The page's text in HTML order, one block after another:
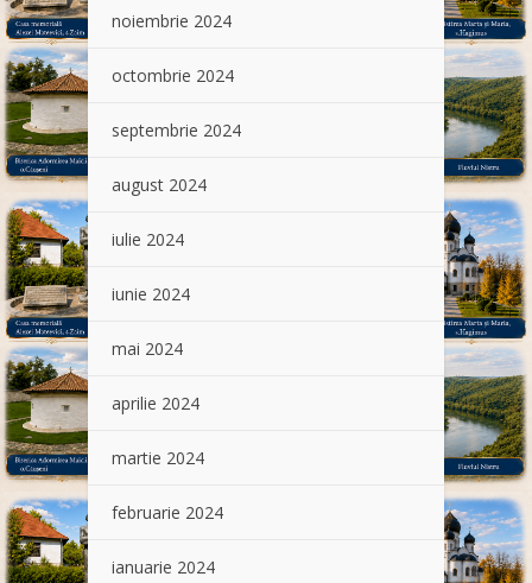
noiembrie 2024
octombrie 2024
septembrie 2024
august 2024
iulie 2024
iunie 2024
mai 2024
aprilie 2024
martie 2024
februarie 2024
ianuarie 2024